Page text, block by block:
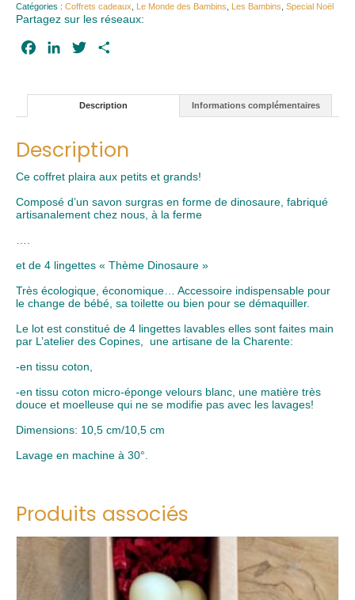
Catégories : Coffrets cadeaux Le Monde des Bambins Les Bambins Special Noël
Partagez sur les réseaux:
FacebookLinkedIn
Twitter
Description Informations complémentaires
Description
Ce coffret plaira aux petits et grands!
Composé d’un savon surgras en forme de dinosaure, fabriqué
artisanalement chez nous, à la ferme
et de 4 lingettes « Thème Dinosaure »
Très écologique, économique… Accessoire indispensable pour
le change de bébé, sa toilette ou bien pour se démaquiller.
Le lot est constitué de 4 lingettes lavables elles sont faites main
par L’atelier des Copines , une artisane de la Charente:
-en tissu coton,
-en tissu coton micro-éponge velours blanc, une matière très
douce et moelleuse qui ne se modifie pas avec les lavages!
Dimensions: 10,5 cm/10,5 cm
Lavage en machine à 30°.
Produits associés